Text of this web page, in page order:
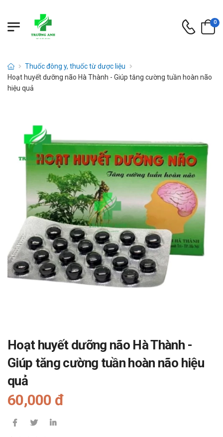
0
Thuốc đông y, thuốc từ dược liệu
Hoạt huyết dưỡng não Hà Thành - Giúp tăng cường tuần hoàn não
hiệu quả
Hoạt huyết dưỡng não Hà Thành -
Giúp tăng cường tuần hoàn não hiệu
quả
60,000 đ